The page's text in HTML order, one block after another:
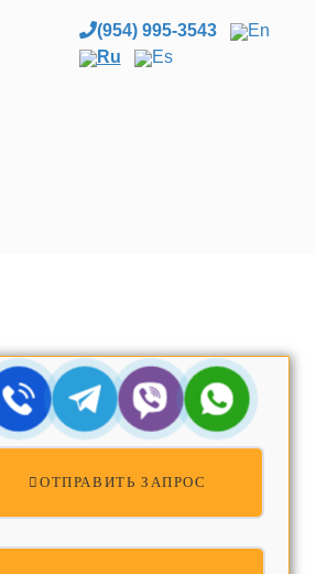
(954) 995-3543
En
Ru
Es
ОТПРАВИТЬ ЗАПРОС